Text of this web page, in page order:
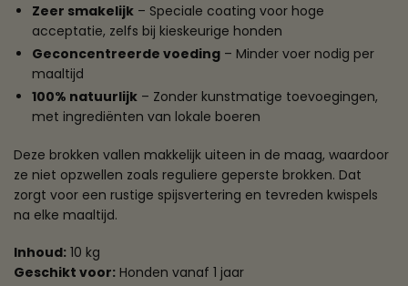
Zeer smakelijk – Speciale coating voor hoge
acceptatie, zelfs bij kieskeurige honden
Geconcentreerde voeding – Minder voer nodig per
maaltijd
100% natuurlijk – Zonder kunstmatige toevoegingen,
met ingrediënten van lokale boeren
Deze brokken vallen makkelijk uiteen in de maag, waardoor
ze niet opzwellen zoals reguliere geperste brokken. Dat
zorgt voor een rustige spijsvertering en tevreden kwispels
na elke maaltijd.
Inhoud: 10 kg
Geschikt voor: Honden vanaf 1 jaar